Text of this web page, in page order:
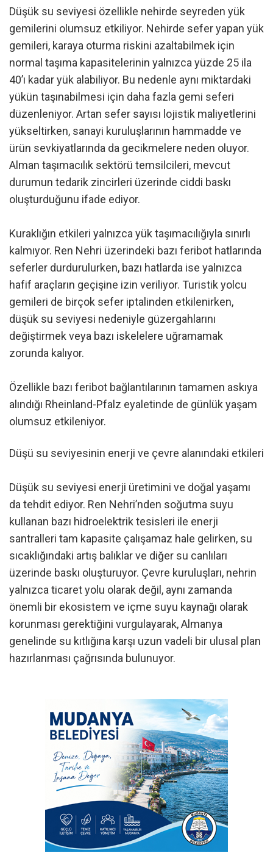
Düşük su seviyesi özellikle nehirde seyreden yük
gemilerini olumsuz etkiliyor. Nehirde sefer yapan yük
gemileri, karaya oturma riskini azaltabilmek için
normal taşıma kapasitelerinin yalnızca yüzde 25 ila
40’ı kadar yük alabiliyor. Bu nedenle aynı miktardaki
yükün taşınabilmesi için daha fazla gemi seferi
düzenleniyor. Artan sefer sayısı lojistik maliyetlerini
yükseltirken, sanayi kuruluşlarının hammadde ve
ürün sevkiyatlarında da gecikmelere neden oluyor.
Alman taşımacılık sektörü temsilcileri, mevcut
durumun tedarik zincirleri üzerinde ciddi baskı
oluşturduğunu ifade ediyor.
Kuraklığın etkileri yalnızca yük taşımacılığıyla sınırlı
kalmıyor. Ren Nehri üzerindeki bazı feribot hatlarında
seferler durdurulurken, bazı hatlarda ise yalnızca
hafif araçların geçişine izin veriliyor. Turistik yolcu
gemileri de birçok sefer iptalinden etkilenirken,
düşük su seviyesi nedeniyle güzergahlarını
değiştirmek veya bazı iskelelere uğramamak
zorunda kalıyor.
Özellikle bazı feribot bağlantılarının tamamen askıya
alındığı Rheinland-Pfalz eyaletinde de günlük yaşam
olumsuz etkileniyor.
Düşü su seviyesinin enerji ve çevre alanındaki etkileri
Düşük su seviyesi enerji üretimini ve doğal yaşamı
da tehdit ediyor. Ren Nehri’nden soğutma suyu
kullanan bazı hidroelektrik tesisleri ile enerji
santralleri tam kapasite çalışamaz hale gelirken, su
sıcaklığındaki artış balıklar ve diğer su canlıları
üzerinde baskı oluşturuyor. Çevre kuruluşları, nehrin
yalnızca ticaret yolu olarak değil, aynı zamanda
önemli bir ekosistem ve içme suyu kaynağı olarak
korunması gerektiğini vurgulayarak, Almanya
genelinde su kıtlığına karşı uzun vadeli bir ulusal plan
hazırlanması çağrısında bulunuyor.